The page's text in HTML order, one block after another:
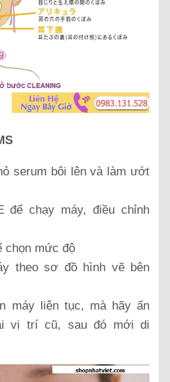
serum bôi lên và làm ướt
để chạy máy, điều chỉnh
chọn mức độ
theo sơ đồ hình vẽ bên
máy liên tục, mà hãy ấn
vị trí cũ, sau đó mới di